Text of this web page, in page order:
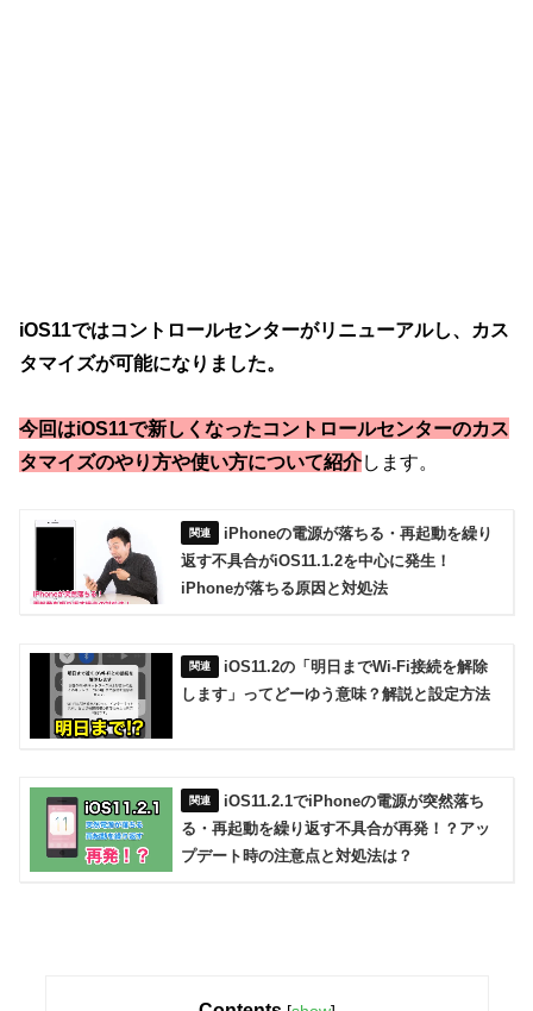
iOS11ではコントロールセンターがリニューアルし、カス
タマイズが可能になりました。
今回はiOS11で新しくなったコントロールセンターのカス
タマイズのやり方や使い方について紹介します。
iPhoneの電源が落ちる・再起動を繰り
返す不具合がiOS11.1.2を中心に発生！
iPhoneが落ちる原因と対処法
iOS11.2の「明日までWi-Fi接続を解除
します」ってどーゆう意味？解説と設定方法
iOS11.2.1でiPhoneの電源が突然落ち
る・再起動を繰り返す不具合が再発！？アッ
プデート時の注意点と対処法は？